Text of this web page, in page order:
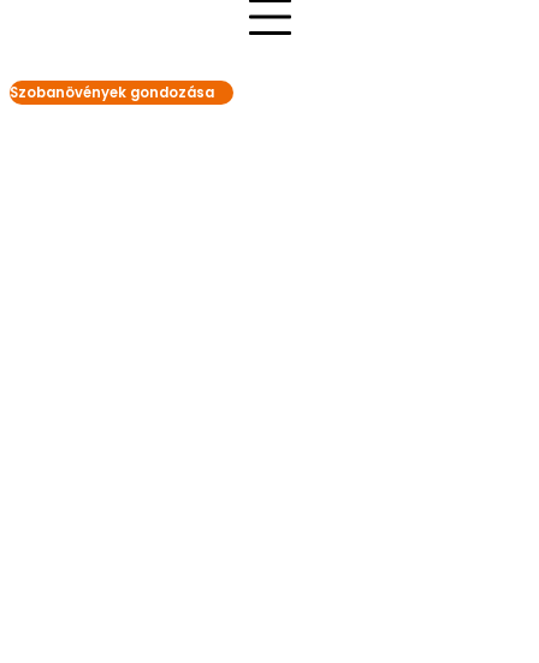
Szobanövények gondozása